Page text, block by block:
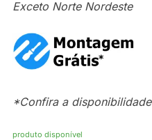
Exceto Norte Nordeste
*Confira a disponibilidade
produto disponível